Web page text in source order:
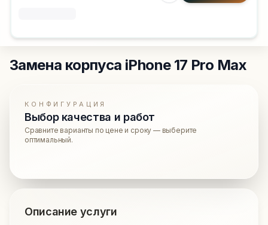
Замена корпуса iPhone 17 Pro Max
КОНФИГУРАЦИЯ
Выбор качества и работ
Сравните варианты по цене и сроку — выберите
оптимальный.
Описание услуги